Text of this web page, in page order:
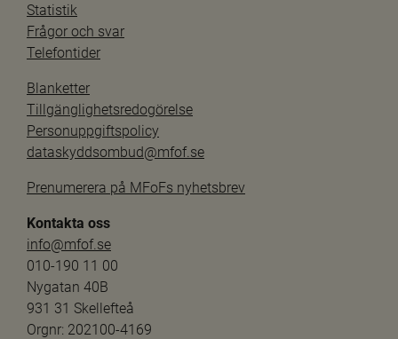
Statistik
Frågor och svar
Telefontider
Blanketter
Tillgänglighetsredogörelse
Personuppgiftspolicy
dataskyddsombud@mfof.se
Prenumerera på MFoFs nyhetsbrev
Kontakta oss
info@mfof.se
010-190 11 00
Nygatan 40B
931 31 Skellefteå
Orgnr: 202100-4169